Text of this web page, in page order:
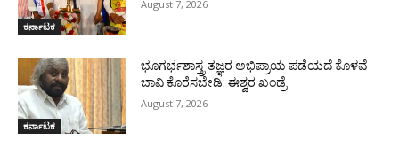
ಕರ್ನಾಟಕ
August 7, 2026
ಕರ್ನಾಟಕ
ಭೂಗರ್ಭಶಾಸ್ತ್ರ ತಜ್ಞರ ಅಭಿಪ್ರಾಯ ಪಡೆಯದೆ ಕೊಳವೆ
ಬಾವಿ ಕೊರೆಸಬೇಡಿ: ಈಶ್ವರ ಖಂಡ್ರೆ
August 7, 2026